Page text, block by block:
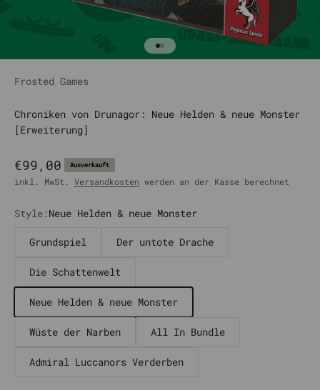
Gehe zu Element 1
Gehe zu Element 2
Frosted Games
Chroniken von Drunagor: Neue Helden & neue Monster
[Erweiterung]
Angebot
€99,00 Ausverkauft
inkl. MwSt. Versandkosten werden an der Kasse berechnet
Style:Neue Helden & neue Monster
Grundspiel Der untote Drache
Die Schattenwelt
Neue Helden & neue Monster
Wüste der Narben All In Bundle
Admiral Luccanors Verderben